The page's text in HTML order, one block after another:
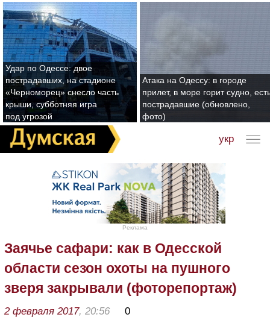
Удар по Одессе: двое
пострадавших, на стадионе
«Черноморец» снесло часть
крыши, субботняя игра
под угрозой
Атака на Одессу: в городе
прилет, в море горит судно,
пострадавшие (обновлено,
фото)
укр
Реклама
Заячье сафари: как в Одесской
области сезон охоты на пушного
зверя закрывали (фоторепортаж)
2 февраля 2017, 20:56 0